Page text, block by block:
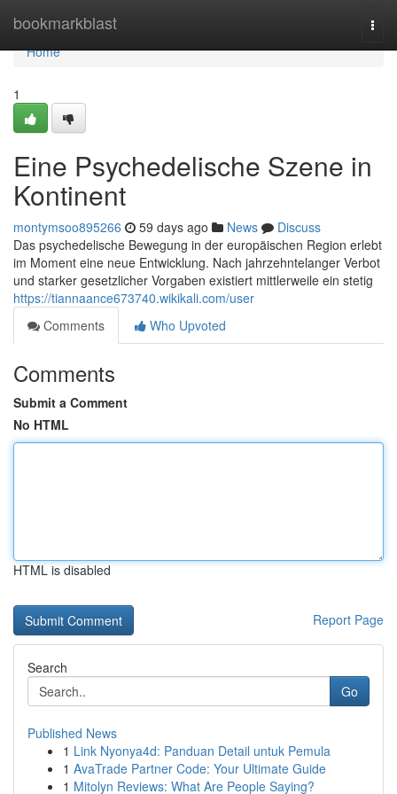
bookmarkblast
Home
Home
1
Eine Psychedelische Szene in
Kontinent
montymsoo895266 59 days ago News
Discuss
Das psychedelische Bewegung in der europäischen Region erlebt
im Moment eine neue Entwicklung. Nach jahrzehntelanger Verbot
und starker gesetzlicher Vorgaben existiert mittlerweile ein stetig
https://tiannaance673740.wikikali.com/user
Comments
Who Upvoted
Comments
Submit a Comment
No HTML
HTML is disabled
Report Page
Search
Go
Published News
1 Link Nyonya4d: Panduan Detail untuk Pemula
1 AvaTrade Partner Code: Your Ultimate Guide
1 Mitolyn Reviews: What Are People Saying?